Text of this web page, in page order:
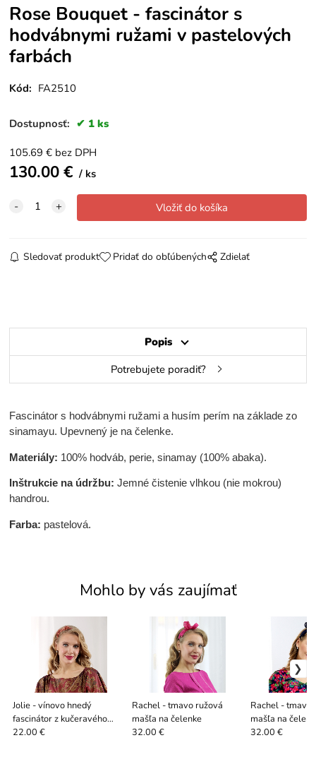
Rose Bouquet - fascinátor s
hodvábnymi ružami v pastelových
farbách
Kód: FA2510
Dostupnosť: 1 ks
105.69 € bez DPH
130.00€ ks
Sledovať produkt Pridať do obľúbených Zdielať
Popis
Potrebujete poradiť?
Fascinátor s hodvábnymi ružami a husím perím na základe zo
sinamayu. Upevnený je na čelenke.
Materiály: 100% hodváb, perie, sinamay (100% abaka).
Inštrukcie na údržbu:Jemné čistenie vlhkou (nie mokrou)
handrou.
Farba: pastelová.
Mohlo by vás zaujímať
Jolie - vínovo hnedý
fascinátor z kučeravého
peria
22.00 €
Rachel - tmavo ružová
mašľa na čelenke
32.00 €
Rachel - tmavo
mašľa na
32.00 €